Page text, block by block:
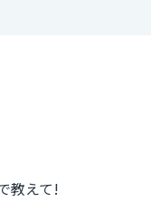
教えて!